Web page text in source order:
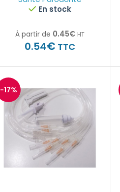
En stock
À partir de 0.45€ HT
0.54€ TTC
-17%